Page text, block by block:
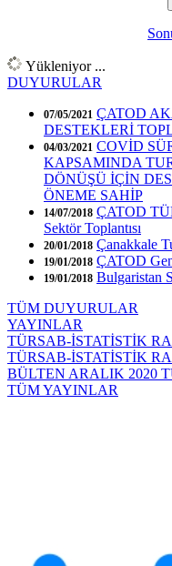
Yükleniyor ...
DUYURULAR
07/05/2021 ÇATOD
DESTEKLERİ
04/03/2021 COVİD
KAPSAMINDA
DÖNÜŞÜ İÇİN
ÖNEME SAHİP
14/07/2018 ÇATOD
Sektör Toplantısı
20/01/2018 Çanakkale
19/01/2018 ÇATOD
19/01/2018 Bulgaristan
TÜM DUYURULAR
YAYINLAR
TÜRSAB-İSTATİSTİK
TÜRSAB-İSTATİSTİK
BÜLTEN ARALIK 2020
TÜM YAYINLAR